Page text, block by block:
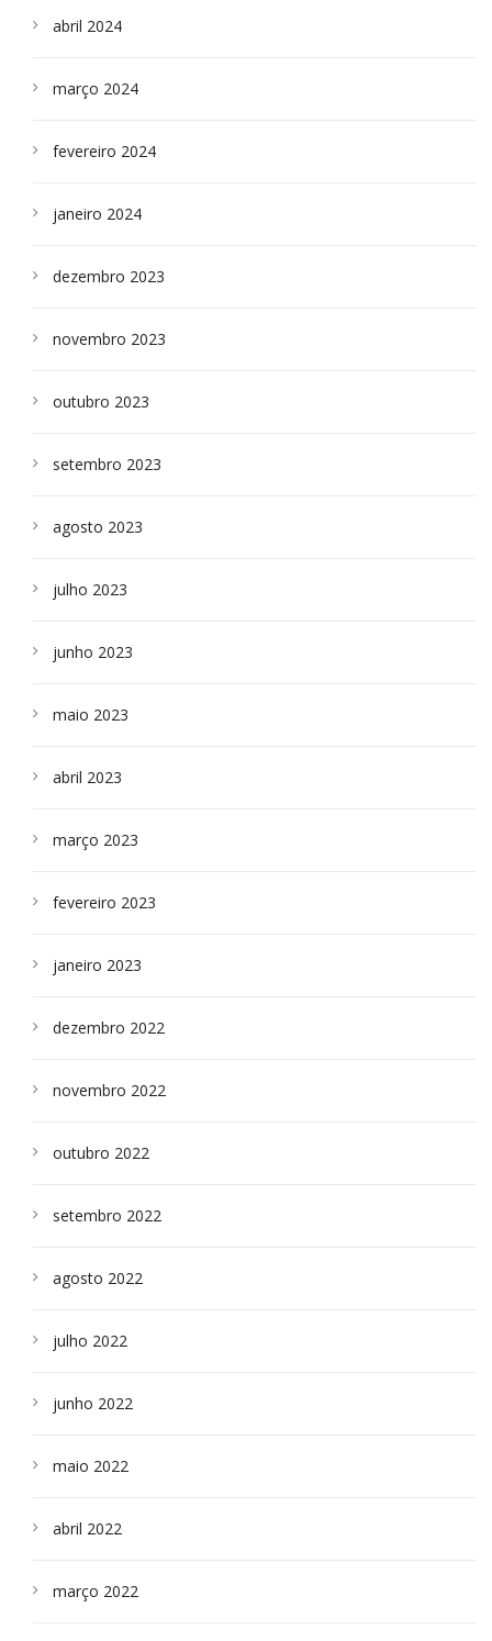
abril 2024
março 2024
fevereiro 2024
janeiro 2024
dezembro 2023
novembro 2023
outubro 2023
setembro 2023
agosto 2023
julho 2023
junho 2023
maio 2023
abril 2023
março 2023
fevereiro 2023
janeiro 2023
dezembro 2022
novembro 2022
outubro 2022
setembro 2022
agosto 2022
julho 2022
junho 2022
maio 2022
abril 2022
março 2022